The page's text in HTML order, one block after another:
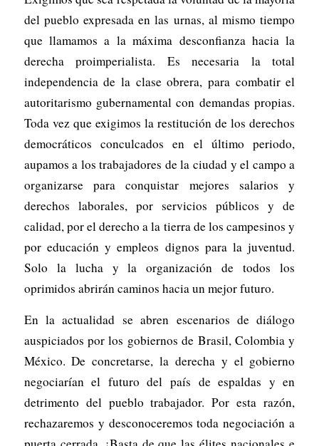
del pueblo expresada en las urnas, al mismo tiempo
que llamamos a la máxima desconfianza hacia la
derecha proimperialista. Es necesaria la total
independencia de la clase obrera, para combatir el
autoritarismo gubernamental con demandas propias.
Toda vez que exigimos la restitución de los derechos
democráticos conculcados en el último periodo,
aupamos a los trabajadores de la ciudad y el campo a
organizarse para conquistar mejores salarios y
derechos laborales, por servicios públicos y de
calidad, por el derecho a la tierra de los campesinos y
por educación y empleos dignos para la juventud.
Solo la lucha y la organización de todos los
oprimidos abrirán caminos hacia un mejor futuro.
En la actualidad se abren escenarios de diálogo
auspiciados por los gobiernos de Brasil, Colombia y
México. De concretarse, la derecha y el gobierno
negociarían el futuro del país de espaldas y en
detrimento del pueblo trabajador. Por esta razón,
rechazaremos y desconoceremos toda negociación a